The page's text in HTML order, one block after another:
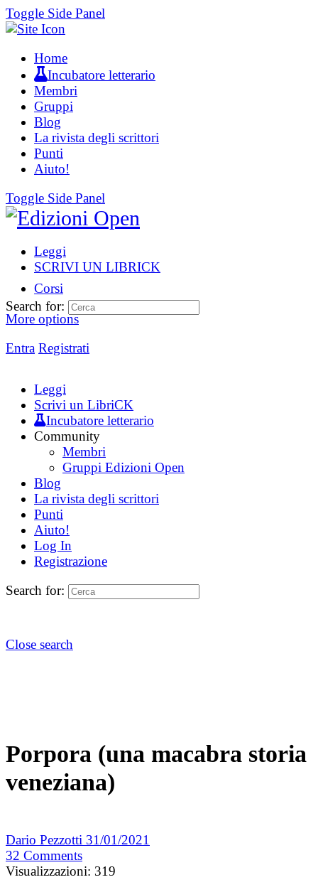
Toggle Side Panel
Home
Incubatore letterario
Membri
Gruppi
Blog
La rivista degli scrittori
Punti
Aiuto!
Toggle Side Panel
Leggi
SCRIVI UN LIBRICK
Corsi
More options
Entra Registrati
Search for:
Leggi
Scrivi un LibriCK
Incubatore letterario
Community
Membri
Gruppi Edizioni Open
Blog
La rivista degli scrittori
Punti
Aiuto!
Log In
Registrazione
Search for:
Close search
Porpora (una macabra storia
veneziana)
Dario Pezzotti 31/01/2021
32 Comments
Visualizzazioni: 319